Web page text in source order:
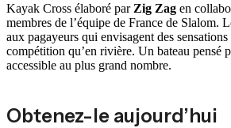
Kayak Cross élaboré par Zig Zag en
membres de l’équipe de France de Slalom.
aux pagayeurs qui envisagent des
compétition qu’en rivière. Un bateau pensé
accessible au plus grand nombre.
Obtenez-le aujourd’hui